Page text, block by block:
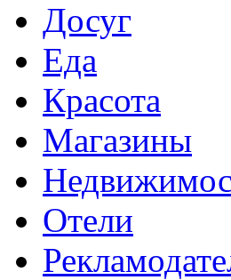
Досуг
Еда
Красота
Магазины
Отели